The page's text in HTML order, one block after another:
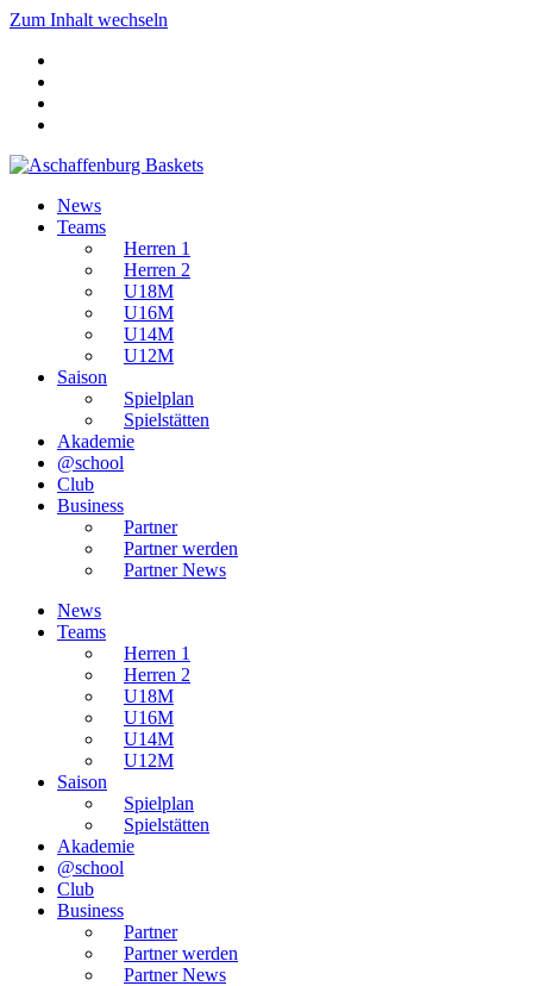
Zum Inhalt wechseln
News
Teams
Herren 1
Herren 2
U18M
U16M
U14M
U12M
Saison
Spielplan
Spielstätten
Akademie
@school
Club
Business
Partner
Partner werden
Partner News
News
Teams
Herren 1
Herren 2
U18M
U16M
U14M
U12M
Saison
Spielplan
Spielstätten
Akademie
@school
Club
Business
Partner
Partner werden
Partner News